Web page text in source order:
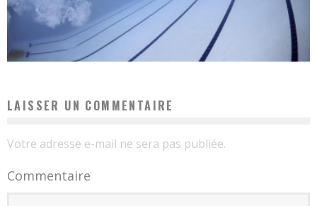
LAISSER UN COMMENTAIRE
Votre adresse e-mail ne sera pas publiée.
Commentaire